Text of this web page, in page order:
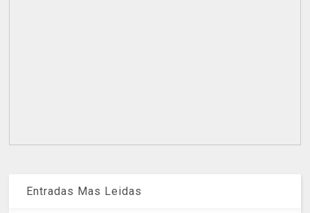
Entradas Mas Leidas